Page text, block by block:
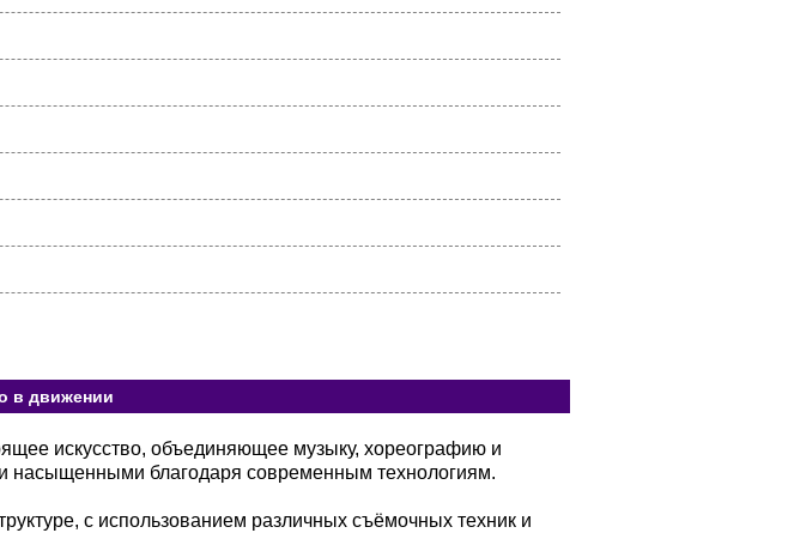
в движении
искусство, объединяющее музыку, хореографию и
насыщенными благодаря современным технологиям.
с использованием различных съёмочных техник и